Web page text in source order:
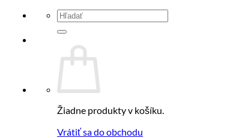
Hľadať:
Žiadne produkty v košíku.
Vrátiť sa do obchodu